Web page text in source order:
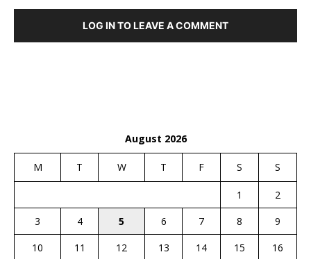
LOG IN TO LEAVE A COMMENT
August 2026
M T W T F S S
1
2
3
4 5 6 7 8
9
10
11 12 13 14 15 16